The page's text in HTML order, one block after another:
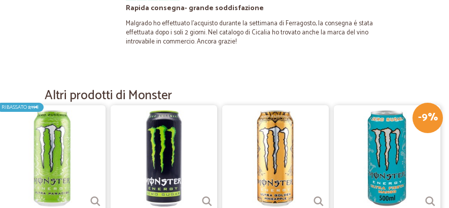
Rapida consegna- grande soddisfazione
Malgrado ho effettuato l'acquisto durante la settimana di Ferragosto, la consegna é stata
effettuata dopo i soli 2 giorni. Nel catalogo di Cicalia ho trovato anche la marca del vino
introvabile in commercio. Ancora grazie!
Buona compagnia
30/12/2021
È arrivato tutto in tempo come…
È arrivato tutto in tempo come previsto, ringrazio tutti in questa emergenza COVID,
altrimenti non avrei avuto nemmeno la spesa
Altri prodotti di Monster
RIBASSATO2,19€
-9%